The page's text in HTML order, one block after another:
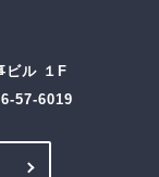
ビル １F
57-6019